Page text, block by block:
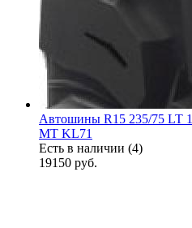
Автошины R15 235/75 LT
MT KL71
Есть в наличии (4)
19150 руб.